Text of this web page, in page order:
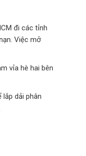
đi các tỉnh
Việc mở
vỉa hè hai bên
dải phân